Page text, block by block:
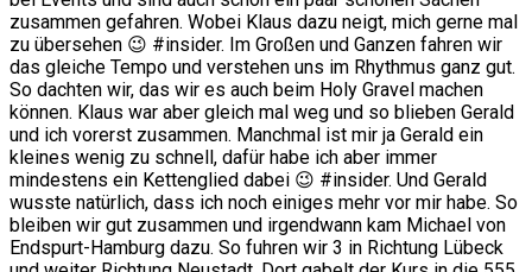
zusammen gefahren. Wobei Klaus dazu neigt, mich gerne mal
zu übersehen 😉 #insider. Im Großen und Ganzen fahren wir
das gleiche Tempo und verstehen uns im Rhythmus ganz gut.
So dachten wir, das wir es auch beim Holy Gravel machen
können. Klaus war aber gleich mal weg und so blieben Gerald
und ich vorerst zusammen. Manchmal ist mir ja Gerald ein
kleines wenig zu schnell, dafür habe ich aber immer
mindestens ein Kettenglied dabei 😉 #insider. Und Gerald
wusste natürlich, dass ich noch einiges mehr vor mir habe. So
bleiben wir gut zusammen und irgendwann kam Michael von
Endspurt-Hamburg dazu. So fuhren wir 3 in Richtung Lübeck